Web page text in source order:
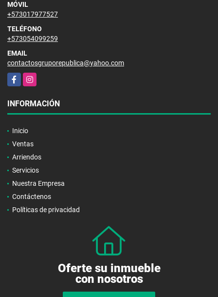
MÓVIL
+573017977527
TELÉFONO
+573054099259
EMAIL
contactosgruporepublica@yahoo.com
FacebookInstagram
INFORMACIÓN
Inicio
Ventas
Arriendos
Servicios
Nuestra Empresa
Contáctenos
Políticas de privacidad
Oferte su inmueble
con nosotros